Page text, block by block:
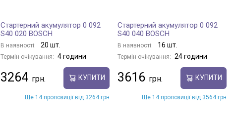
Стартерний акумулятор 0 092
S40 020 BOSCH
В наявності: 20 шт.
Термін очікування: 4 години
3264 КУПИТИ
Ще 14 пропозиції від 3264 грн
Стартерний акумулятор 0 092
S40 040 BOSCH
В наявності: 16 шт.
Термін очікування: 24 години
3616 КУПИТИ
Ще 14 пропозиції від 3564 грн